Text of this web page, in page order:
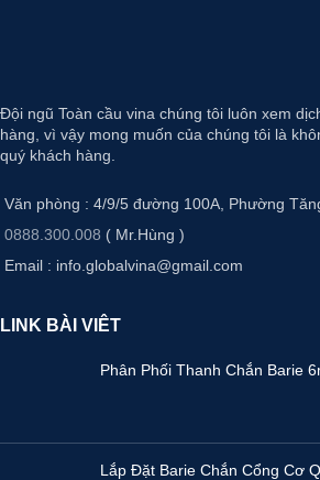
Đội ngũ Toàn cầu vina chúng tôi luôn xem
hàng, vì vậy mong muốn của chúng tôi là
quý khách hàng.
Văn phòng : 4/9/5 đường 100A, Phường
0888.300.008 ( Mr.Hùng )
Email : info.globalvina@gmail.com
LINK BÀI VIÊT
Phân Phối Thanh Chắn Barie
Lắp Đặt Barie Chắn Cổng Cơ